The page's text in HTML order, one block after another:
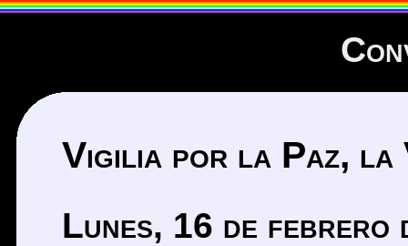
Vigilia por la Paz, la
Lunes, 16 de febrero